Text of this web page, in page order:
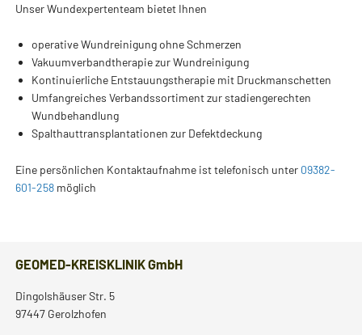
Unser Wundexpertenteam bietet Ihnen
operative Wundreinigung ohne Schmerzen
Vakuumverbandtherapie zur Wundreinigung
Kontinuierliche Entstauungstherapie mit Druckmanschetten
Umfangreiches Verbandssortiment zur stadiengerechten
Wundbehandlung
Spalthauttransplantationen zur Defektdeckung
Eine persönlichen Kontaktaufnahme ist telefonisch unter 09382-
601-258möglich
GEOMED-KREISKLINIK GmbH
Dingolshäuser Str. 5
97447 Gerolzhofen